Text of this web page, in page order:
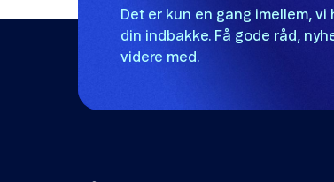
Det er kun en gang imellem,
din indbakke. Få gode råd,
videre med.